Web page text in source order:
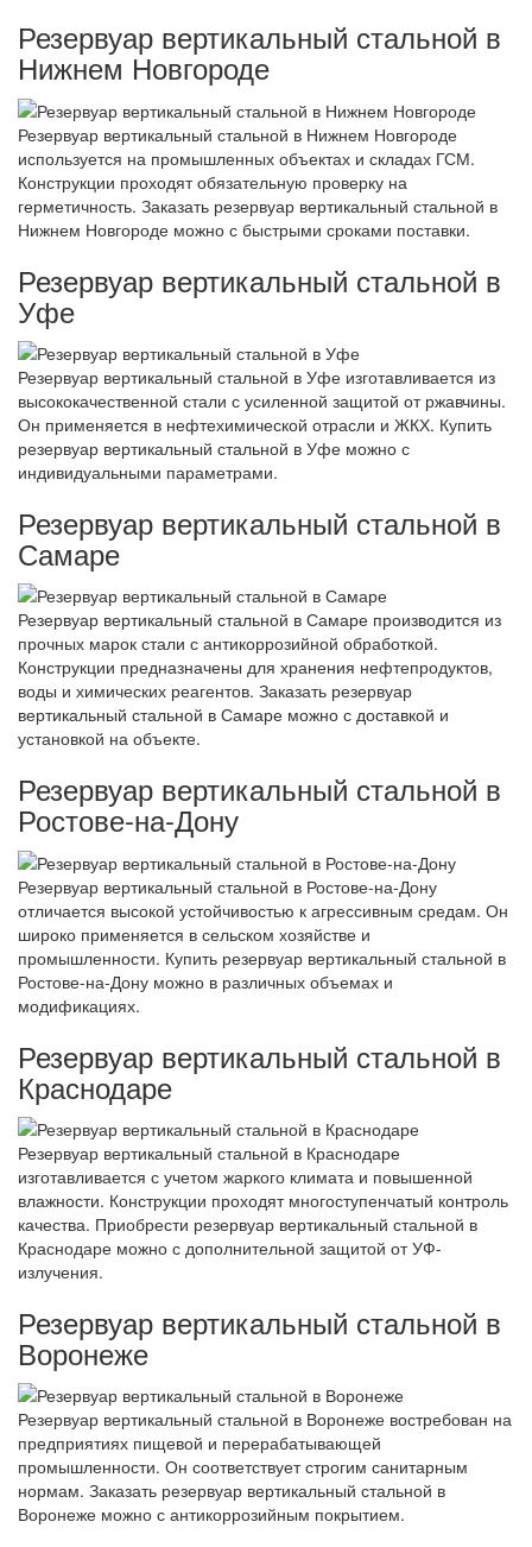
Резервуар вертикальный стальной в
Нижнем Новгороде
Резервуар вертикальный стальной в Нижнем Новгороде
используется на промышленных объектах и складах ГСМ.
Конструкции проходят обязательную проверку на
герметичность. Заказать резервуар вертикальный стальной в
Нижнем Новгороде можно с быстрыми сроками поставки.
Резервуар вертикальный стальной в
Уфе
Резервуар вертикальный стальной в Уфе изготавливается из
высококачественной стали с усиленной защитой от ржавчины.
Он применяется в нефтехимической отрасли и ЖКХ. Купить
резервуар вертикальный стальной в Уфе можно с
индивидуальными параметрами.
Резервуар вертикальный стальной в
Самаре
Резервуар вертикальный стальной в Самаре производится из
прочных марок стали с антикоррозийной обработкой.
Конструкции предназначены для хранения нефтепродуктов,
воды и химических реагентов. Заказать резервуар
вертикальный стальной в Самаре можно с доставкой и
установкой на объекте.
Резервуар вертикальный стальной в
Ростове-на-Дону
Резервуар вертикальный стальной в Ростове-на-Дону
отличается высокой устойчивостью к агрессивным средам. Он
широко применяется в сельском хозяйстве и
промышленности. Купить резервуар вертикальный стальной в
Ростове-на-Дону можно в различных объемах и
модификациях.
Резервуар вертикальный стальной в
Краснодаре
Резервуар вертикальный стальной в Краснодаре
изготавливается с учетом жаркого климата и повышенной
влажности. Конструкции проходят многоступенчатый контроль
качества. Приобрести резервуар вертикальный стальной в
Краснодаре можно с дополнительной защитой от УФ-
излучения.
Резервуар вертикальный стальной в
Воронеже
Резервуар вертикальный стальной в Воронеже востребован на
предприятиях пищевой и перерабатывающей
промышленности. Он соответствует строгим санитарным
нормам. Заказать резервуар вертикальный стальной в
Воронеже можно с антикоррозийным покрытием.